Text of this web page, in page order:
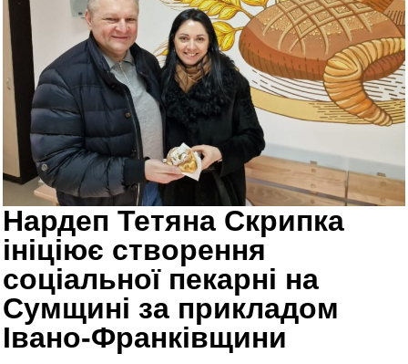
Нардеп Тетяна Скрипка
ініціює створення
соціальної пекарні на
Сумщині за прикладом
Івано-Франківщини